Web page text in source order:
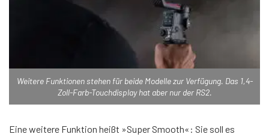
Weitere Funktionen stehen für beide Modelle zur Verfügung. Das 1,4-
Zoll-Farb-Touchdisplay hat aber nur der RS2.
Eine weitere Funktion heißt »Super Smooth«: Sie soll es